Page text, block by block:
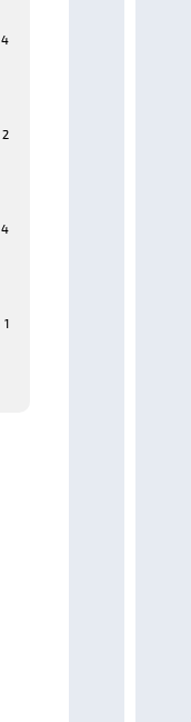
4
2
4
1